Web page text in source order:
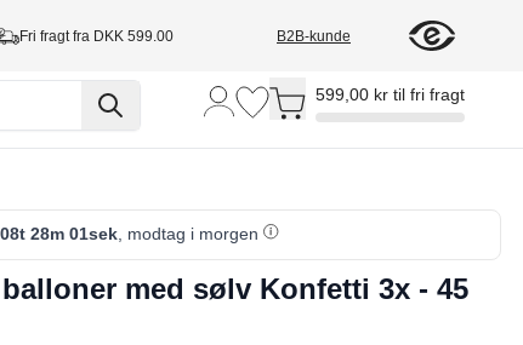
Fri fragt fra DKK 599.00 B2B-kunde
Toggle minicart, Cart is empty
599,00 kr til fri fragt
08t 28m 00sek, modtag i morgen
med sølv Konfetti 3x - 45